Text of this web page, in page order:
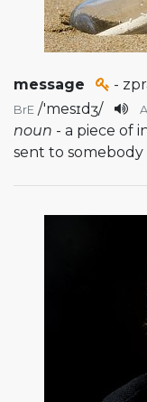
message -
BrE /'mesɪdʒ/
noun - a piece of
sent to